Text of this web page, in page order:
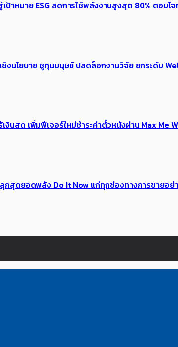
ป้าหมาย ESG ลดการใช้พลังงานสูงสุด 80% ตอบโ
งนโยบาย ชูทุนมนุษย์ ปลดล็อกงานวิจัย ยกระดับ
งินสด เพิ่มฟีเจอร์ใหม่ชำระค่าตั๋วหนังผ่าน Max
กสุดยอดพลัง Do It Now แก่ทุกช่องทางการขาย